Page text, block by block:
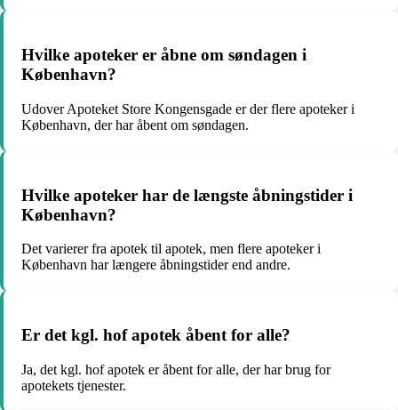
Hvilke apoteker er åbne om søndagen i
København?
Udover Apoteket Store Kongensgade er der flere apoteker i
København, der har åbent om søndagen.
Hvilke apoteker har de længste åbningstider i
København?
Det varierer fra apotek til apotek, men flere apoteker i
København har længere åbningstider end andre.
Er det kgl. hof apotek åbent for alle?
Ja, det kgl. hof apotek er åbent for alle, der har brug for
apotekets tjenester.